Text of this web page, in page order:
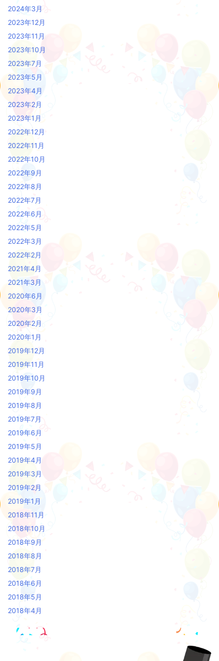
2024年3月
2023年12月
2023年11月
2023年10月
2023年7月
2023年5月
2023年4月
2023年2月
2023年1月
2022年12月
2022年11月
2022年10月
2022年9月
2022年8月
2022年7月
2022年6月
2022年5月
2022年3月
2022年2月
2021年4月
2021年3月
2020年6月
2020年3月
2020年2月
2020年1月
2019年12月
2019年11月
2019年10月
2019年9月
2019年8月
2019年7月
2019年6月
2019年5月
2019年4月
2019年3月
2019年2月
2019年1月
2018年11月
2018年10月
2018年9月
2018年8月
2018年7月
2018年6月
2018年5月
2018年4月